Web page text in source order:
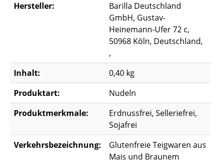
Hersteller:
Barilla Deutschland
GmbH, Gustav-
Heinemann-Ufer 72 c,
50968 Köln, Deutschland,
,
Inhalt:
0,40 kg
Produktart:
Nudeln
Produktmerkmale:
Erdnussfrei, Selleriefrei,
Sojafrei
Verkehrsbezeichnung:
Glutenfreie Teigwaren aus
Mais und Braunem